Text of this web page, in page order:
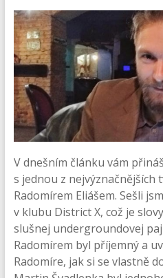
V dnešním článku vám
s jednou z nejvýznačnějších
Radomírem Eliášem. Sešli
v klubu District X, což je
slušnej undergroundovej
Radomírem byl příjemný a
Radomíre, jak si se vlastně